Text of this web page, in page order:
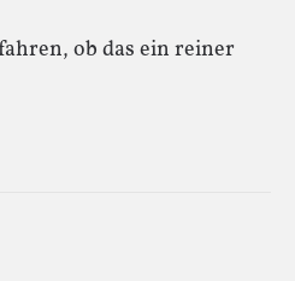
ob das ein reiner